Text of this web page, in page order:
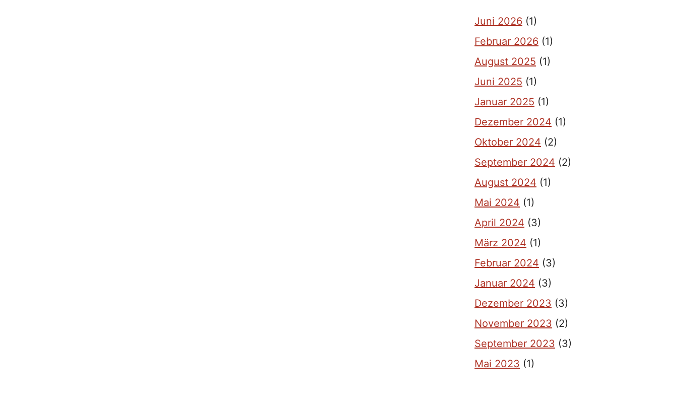
Juni 2026 (1)
Februar 2026 (1)
August 2025 (1)
Juni 2025 (1)
Januar 2025 (1)
Dezember 2024 (1)
Oktober 2024 (2)
September 2024 (2)
August 2024 (1)
Mai 2024 (1)
April 2024 (3)
März 2024 (1)
Februar 2024 (3)
Januar 2024 (3)
Dezember 2023 (3)
November 2023 (2)
September 2023 (3)
Mai 2023 (1)